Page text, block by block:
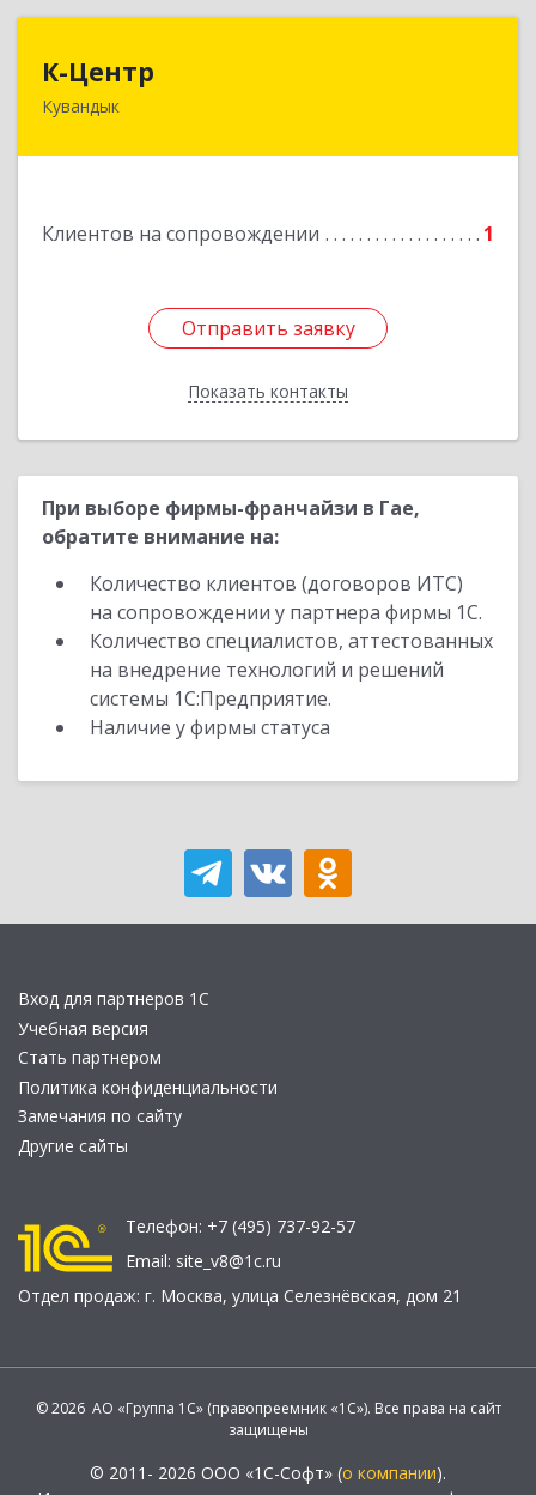
К-Центр
Кувандык
Клиентов на сопровождении 1
Отправить заявку
Показать контакты
462243, Оренбургская обл, Кувандыкский р-н,
Отправить заявку
Назад
При выборе фирмы-франчайзи в Гае,
обратите внимание на:
Количество клиентов (договоров ИТС)
на сопровождении у партнера фирмы 1С.
Количество специалистов, аттестованных
на внедрение технологий и решений
системы 1С:Предприятие.
Наличие у фирмы статуса
Вход для партнеров 1С
Учебная версия
Стать партнером
Политика конфиденциальности
Замечания по сайту
Другие сайты
Телефон: +7 (495) 737-92-57
Email: site_v8@1c.ru
Отдел продаж: г. Москва, улица Селезнёвская, дом 21
© 2026 АО «Группа 1С» (правопреемник «1С»). Все права на сайт
защищены
© 2011- 2026 ООО «1С-Софт» (о компании).